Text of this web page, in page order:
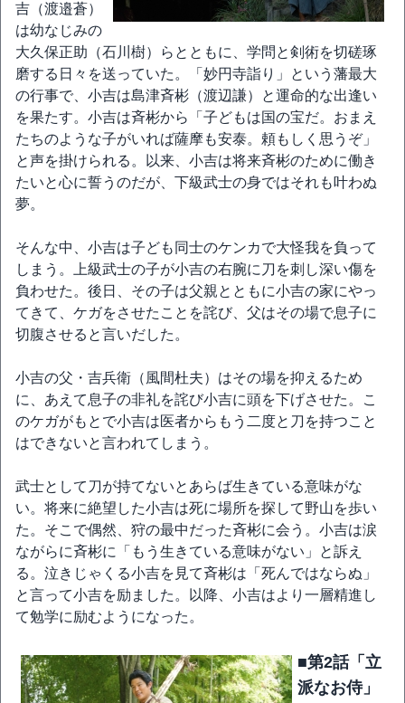
吉（渡邉蒼）
は幼なじみの
大久保正助（石川樹）らとともに、学問と剣術を切磋琢
磨する日々を送っていた。「妙円寺詣り」という藩最大
の行事で、小吉は島津斉彬（渡辺謙）と運命的な出逢い
を果たす。小吉は斉彬から「子どもは国の宝だ。おまえ
たちのような子がいれば薩摩も安泰。頼もしく思うぞ」
と声を掛けられる。以来、小吉は将来斉彬のために働き
たいと心に誓うのだが、下級武士の身ではそれも叶わぬ
夢。
そんな中、小吉は子ども同士のケンカで大怪我を負って
しまう。上級武士の子が小吉の右腕に刀を刺し深い傷を
負わせた。後日、その子は父親とともに小吉の家にやっ
てきて、ケガをさせたことを詫び、父はその場で息子に
切腹させると言いだした。
小吉の父・吉兵衛（風間杜夫）はその場を抑えるため
に、あえて息子の非礼を詫び小吉に頭を下げさせた。こ
のケガがもとで小吉は医者からもう二度と刀を持つこと
はできないと言われてしまう。
武士として刀が持てないとあらば生きている意味がな
い。将来に絶望した小吉は死に場所を探して野山を歩い
た。そこで偶然、狩の最中だった斉彬に会う。小吉は涙
ながらに斉彬に「もう生きている意味がない」と訴え
る。泣きじゃくる小吉を見て斉彬は「死んではならぬ」
と言って小吉を励ました。以降、小吉はより一層精進し
て勉学に励むようになった。
■第2話「立
派なお侍」